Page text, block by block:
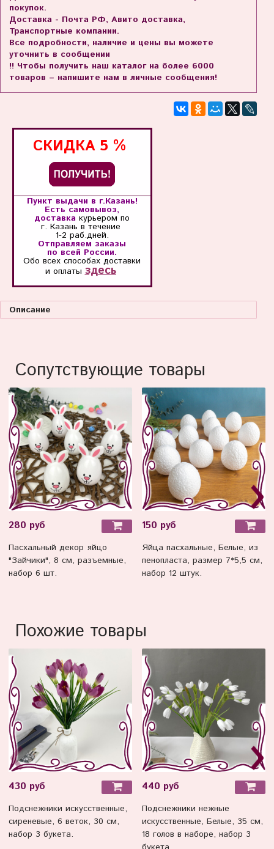
покупок.
Доставка - Почта РФ, Авито доставка,
Транспортные компании.
Все подробности, наличие и цены вы можете
уточнить в сообщении
!! Чтобы получить наш каталог на более 6000
товаров – напишите нам в личные сообщения!
СКИДКА 5 %
Пункт выдачи в г.Казань!
Есть самовывоз,
доставка курьером по
г. Казань в течение
1-2 раб.дней.
Отправляем заказы
по всей России.
Обо всех способахдоставки
и оплаты здесь
Описание
Сопутствующие товары
280 руб
Пасхальный декор яйцо
"Зайчики", 8 см, разъемные,
набор 6 шт.
150 руб
Яйца пасхальные, Белые, из
пенопласта, размер 7*5,5 см,
набор 12 штук.
Похожие товары
430 руб
Подснежники искусственные,
сиреневые, 6 веток, 30 см,
набор 3 букета.
440 руб
Подснежники нежные
искусственные, Белые, 35 см,
18 голов в наборе, набор 3